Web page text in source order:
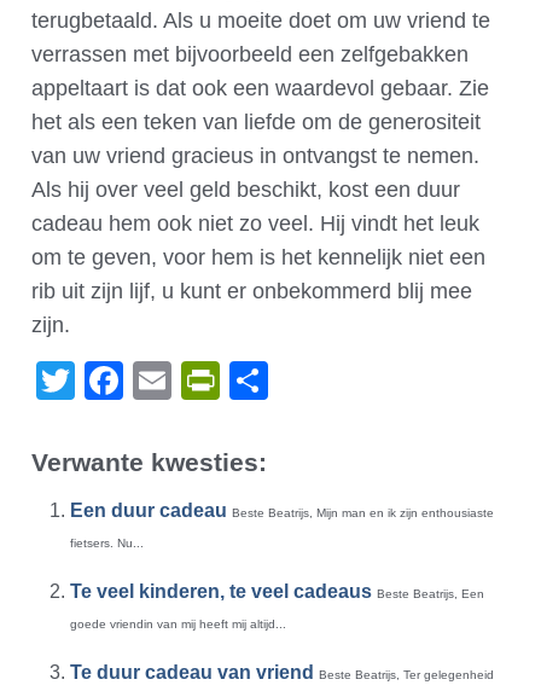
terugbetaald. Als u moeite doet om uw vriend te
verrassen met bijvoorbeeld een zelfgebakken
appeltaart is dat ook een waardevol gebaar. Zie
het als een teken van liefde om de generositeit
van uw vriend gracieus in ontvangst te nemen.
Als hij over veel geld beschikt, kost een duur
cadeau hem ook niet zo veel. Hij vindt het leuk
om te geven, voor hem is het kennelijk niet een
rib uit zijn lijf, u kunt er onbekommerd blij mee
zijn.
TwitterFacebook
EmailPrintFriendly
Verwante kwesties:
Een duur cadeau Beste Beatrijs, Mijn man en ik zijn enthousiaste
fietsers. Nu...
Te veel kinderen, te veel cadeaus Beste Beatrijs, Een
goede vriendin van mij heeft mij altijd...
Te duur cadeau van vriend Beste Beatrijs, Ter gelegenheid